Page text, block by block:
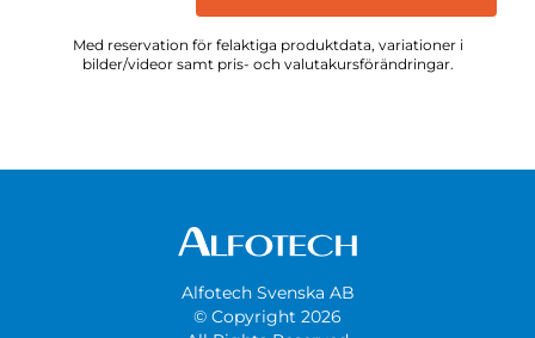
Med reservation för felaktiga produktdata, variationer i
bilder/videor samt pris- och valutakursförändringar.
Alfotech Svenska AB
© Copyright 2026